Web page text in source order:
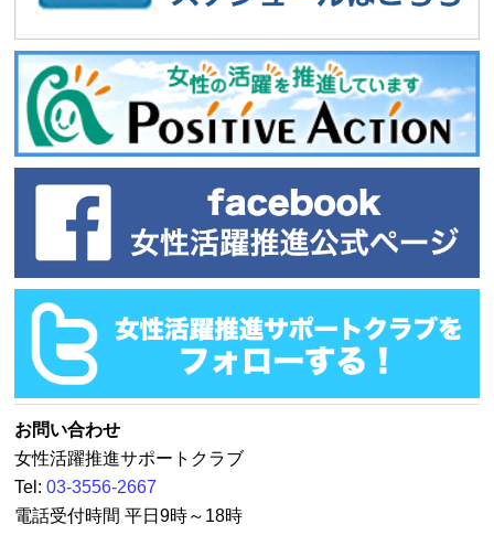
お問い合わせ
女性活躍推進サポートクラブ
Tel:03-3556-2667
電話受付時間 平日9時～18時